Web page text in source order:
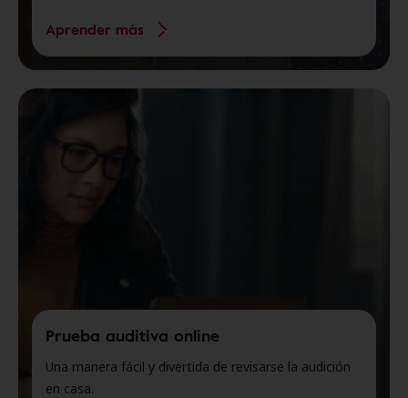
Aprender más
Prueba auditiva online
Una manera fácil y divertida de revisarse la audición
en casa.